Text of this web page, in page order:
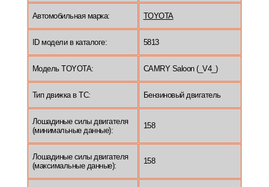
Автомобильная марка: TOYOTA
ID модели в каталоге: 5813
Модель TOYOTA: CAMRY Saloon (_V4_)
Тип движка в ТС: Бензиновый двигатель
Лошадиные силы двигателя
(минимальные данные):
158
Лошадиные силы двигателя
(максимальные данные):
158